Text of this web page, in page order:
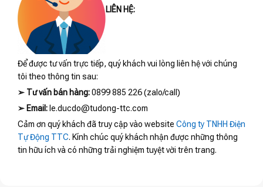
LIÊN HỆ:
Để được tư vấn trực tiếp, quý khách vui lòng liên hệ với chúng
tôi theo thông tin sau:
➢ Tư vấn bán hàng:0899 885 226 (zalo/call)
➢ Email: le.ducdo@tudong-ttc.com
Cảm ơn quý khách đã truy cập vào website Công ty TNHH Điện
Tự Động TTC. Kính chúc quý khách nhận được những thông
tin hữu ích và có những trải nghiệm tuyệt vời trên trang.